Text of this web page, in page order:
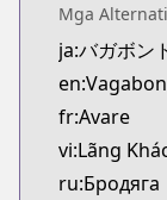
https://
https://
Official
Official
https://
Mga
ja:バガボン
fr:Avare
vi:Lãng
ru:Бродяга